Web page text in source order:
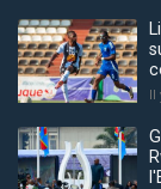
Il